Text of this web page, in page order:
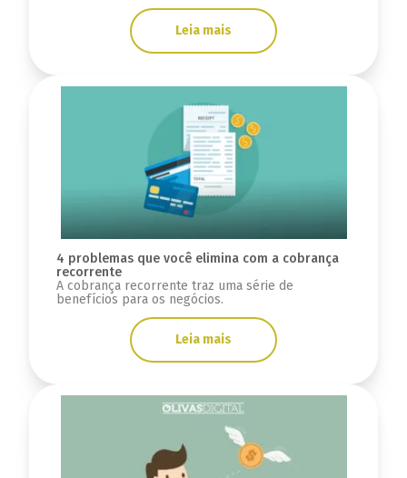
Leia mais
4 problemas que você elimina com a cobrança
recorrente
A cobrança recorrente traz uma série de
benefícios para os negócios.
Leia mais